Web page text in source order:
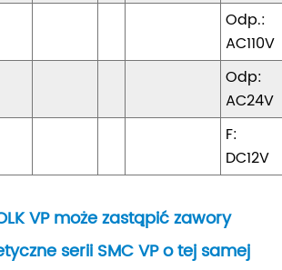
Odp.:
AC110V
Odp:
AC24V
F:
DC12V
VP może zastąpić zawory
serii SMC VP o tej samej